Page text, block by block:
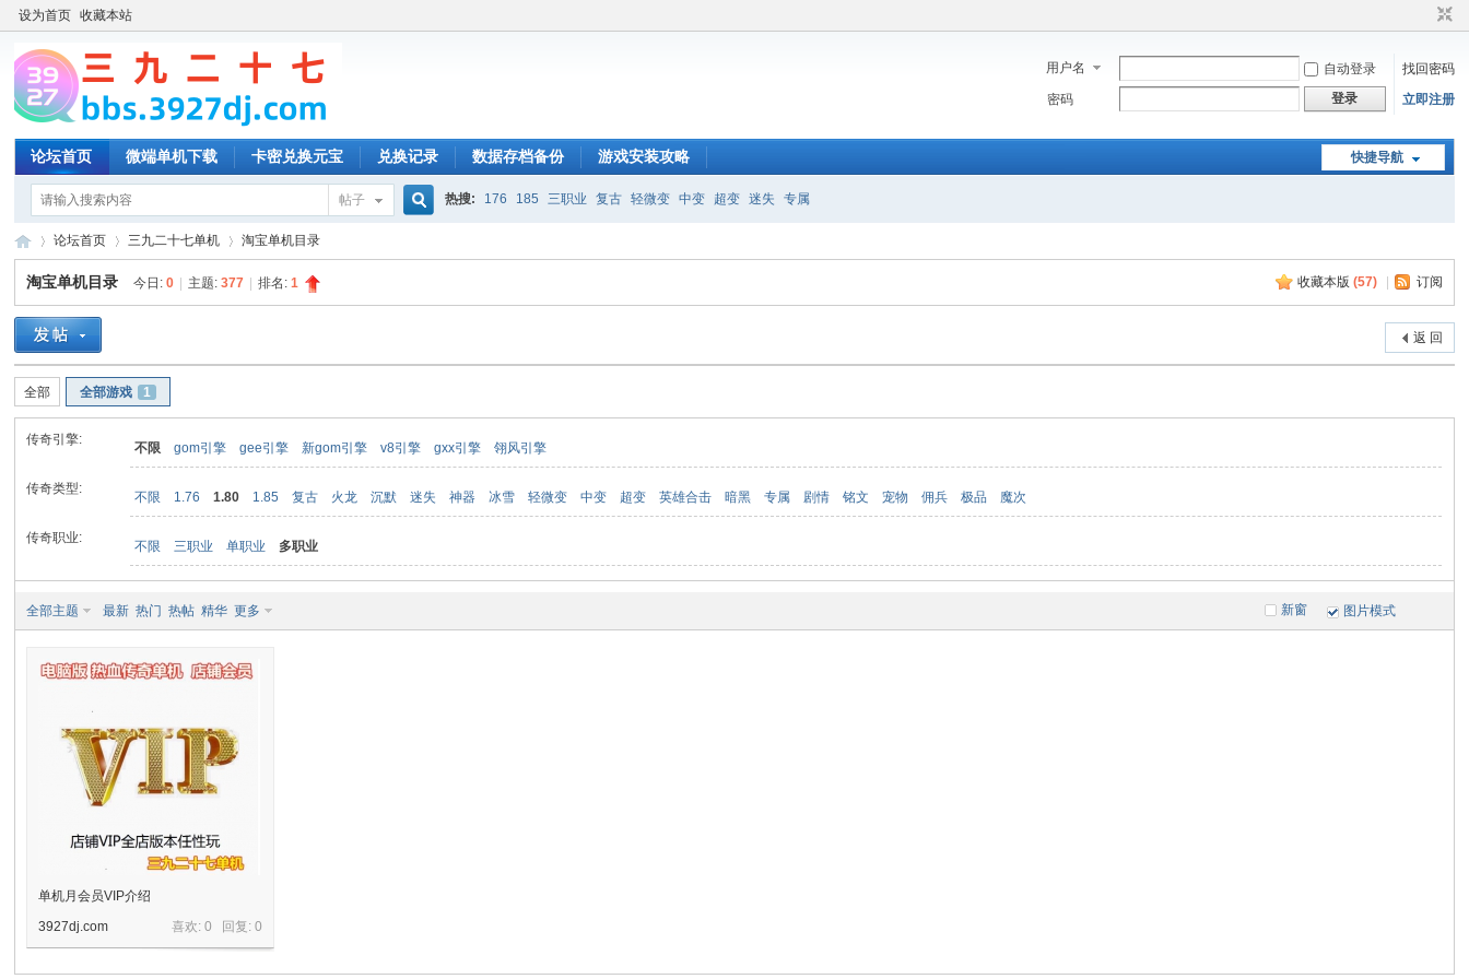
设为首页 收藏本站
用户名 自动登录
找回密码
密码
登录 立即注册
快捷导航
论坛首页 微端单机下载 卡密兑换元宝 兑换记录 数据存档备份 游戏安装攻略
帖子 热搜: 176 185 三职业 复古 轻微变 中变 超变 迷失 专属
»
论坛首页 三九二十七单机 淘宝单机目录
收藏本版 (57) 订阅
淘宝单机目录 今日:0 主题:377 排名:1
返 回
全部 全部游戏 1
传奇引擎:
不限 gom引擎 gee引擎 新gom引擎 v8引擎 gxx引擎 翎风引擎
传奇类型:
不限 1.76 1.80 1.85 复古 火龙 沉默 迷失 神器 冰雪 轻微变 中变 超变 英雄合击 暗黑 专属 剧情 铭文 宠物 佣兵 极品 魔次
传奇职业:
不限 三职业 单职业 多职业
新窗
全部主题 最新 热门 热帖 精华 更多 图片模式
单机月会员VIP介绍
喜欢: 0 回复:0
3927dj.com